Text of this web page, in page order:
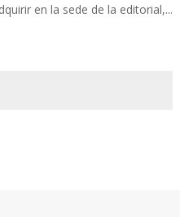
en la sede de la editorial,...